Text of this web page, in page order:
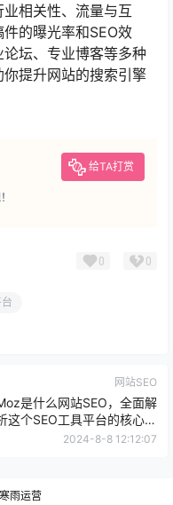
相关性、流量与互
的曝光率和SEO效
坛、专业博客等多种
提升网站的搜索引擎
给TA打赏
0 0
网站SEO
是什么网站SEO，全面解
这个SEO工具平台的核心价
值
2024-8-8 12:12:07
寒雨运营